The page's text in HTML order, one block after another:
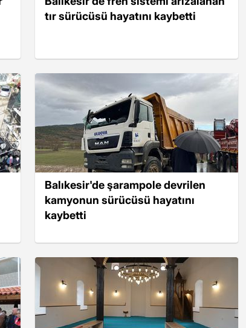
tır sürücüsü hayatını kaybetti
Balıkesir'de şarampole devrilen
kamyonun sürücüsü hayatını
kaybetti